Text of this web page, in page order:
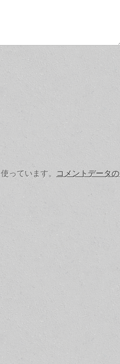
っています。
コメントデータの